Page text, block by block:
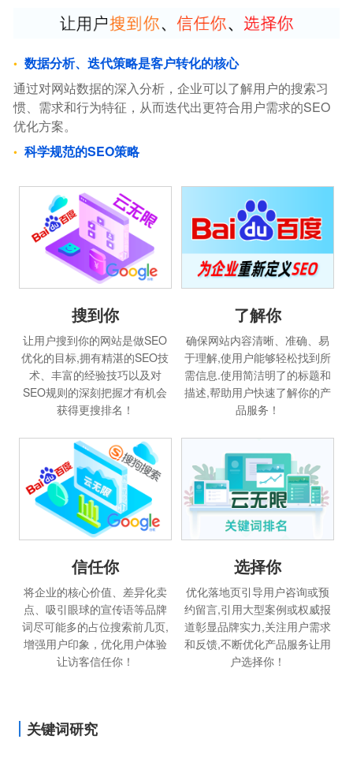
数据分析、迭代策略是客户转化的核心
通过对网站数据的深入分析，企业可以了解用户的搜索习
惯、需求和行为特征，从而迭代出更符合用户需求的SEO
优化方案。
科学规范的SEO策略
搜到你
让用户搜到你的网站是做SEO
优化的目标,拥有精湛的SEO技
术、丰富的经验技巧以及对
SEO规则的深刻把握才有机会
获得更搜排名！
了解你
确保网站内容清晰、准确、易
于理解,使用户能够轻松找到所
需信息.使用简洁明了的标题和
描述,帮助用户快速了解你的产
品服务！
信任你
将企业的核心价值、差异化卖
点、吸引眼球的宣传语等品牌
词尽可能多的占位搜索前几页,
增强用户印象，优化用户体验
让访客信任你！
选择你
优化落地页引导用户咨询或预
约留言,引用大型案例或权威报
道彰显品牌实力,关注用户需求
和反馈,不断优化产品服务让用
户选择你！
关键词研究